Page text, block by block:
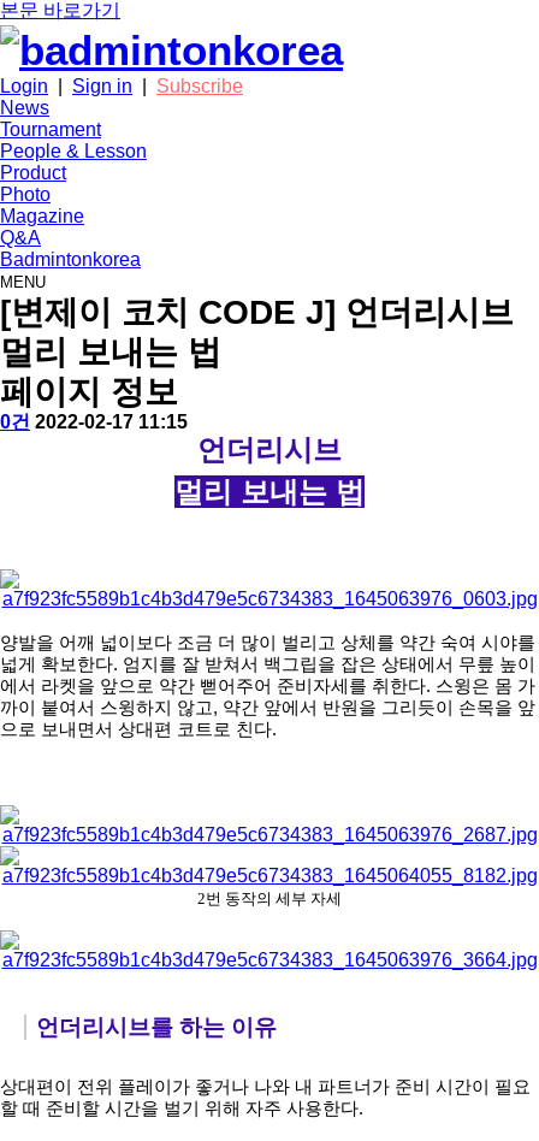
본문 바로가기
Login Sign in
Subscribe
News
Tournament
People & Lesson
Product
Photo
Magazine
Q&A
Badmintonkorea
MENU
people
[변제이 코치 CODE J] 언더리시브
멀리 보내는 법
페이지 정보
작
배
댓
0건 작
2022-02-17 11:15
언더리시브
멀리 보내는 법
양발을 어깨 넓이보다 조금 더 많이 벌리고 상체를 약간 숙여 시야를
넓게 확보한다. 엄지를 잘 받쳐서 백그립을 잡은 상태에서 무릎 높이
에서 라켓을 앞으로 약간 뻗어주어 준비자세를 취한다. 스윙은 몸 가
까이 붙여서 스윙하지 않고, 약간 앞에서 반원을 그리듯이 손목을 앞
으로 보내면서 상대편 코트로 친다.
2번 동작의 세부 자세
언더리시브를 하는 이유
상대편이 전위 플레이가 좋거나 나와 내 파트너가 준비 시간이 필요
할 때 준비할 시간을 벌기 위해 자주 사용한다.